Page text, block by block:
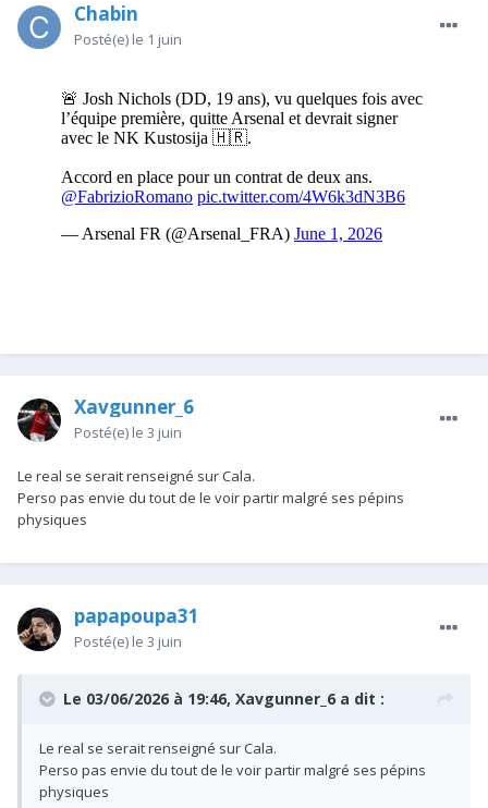
Chabin
Posté(e) le 1 juin
Xavgunner_6
Posté(e) le 3 juin
Le real se serait renseigné sur Cala.
Perso pas envie du tout de le voir partir malgré ses pépins
physiques
papapoupa31
Posté(e) le 3 juin
Le 03/06/2026 à 19:46, Xavgunner_6 a dit :
Le real se serait renseigné sur Cala.
Perso pas envie du tout de le voir partir malgré ses pépins
physiques